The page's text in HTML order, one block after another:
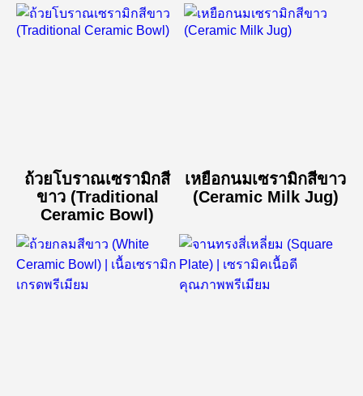
ถ้วยโบราณเซรามิกสี
ขาว (Traditional
Ceramic Bowl)
เหยือกนมเซรามิกสีขาว
(Ceramic Milk Jug)